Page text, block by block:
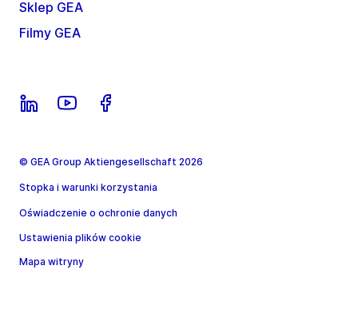
Sklep GEA
Filmy GEA
© GEA Group Aktiengesellschaft 2026
Stopka i warunki korzystania
Oświadczenie o ochronie danych
Ustawienia plików cookie
Mapa witryny